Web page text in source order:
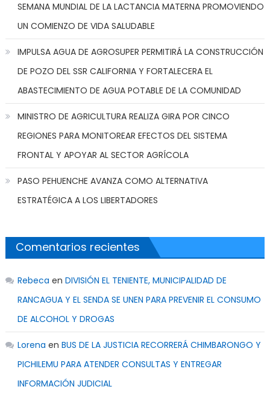
SEMANA MUNDIAL DE LA LACTANCIA MATERNA PROMOVIENDO
UN COMIENZO DE VIDA SALUDABLE
IMPULSA AGUA DE AGROSUPER PERMITIRÁ LA CONSTRUCCIÓN
DE POZO DEL SSR CALIFORNIA Y FORTALECERA EL
ABASTECIMIENTO DE AGUA POTABLE DE LA COMUNIDAD
MINISTRO DE AGRICULTURA REALIZA GIRA POR CINCO
REGIONES PARA MONITOREAR EFECTOS DEL SISTEMA
FRONTAL Y APOYAR AL SECTOR AGRÍCOLA
PASO PEHUENCHE AVANZA COMO ALTERNATIVA
ESTRATÉGICA A LOS LIBERTADORES
Comentarios recientes
Rebeca en DIVISIÓN EL TENIENTE, MUNICIPALIDAD DE
RANCAGUA Y EL SENDA SE UNEN PARA PREVENIR EL CONSUMO
DE ALCOHOL Y DROGAS
Lorena en BUS DE LA JUSTICIA RECORRERÁ CHIMBARONGO Y
PICHILEMU PARA ATENDER CONSULTAS Y ENTREGAR
INFORMACIÓN JUDICIAL